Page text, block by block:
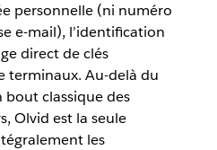
personnelle (ni numéro
e-mail), l’identification
direct de clés
terminaux. Au-delà du
classique des
Olvid est la seule
les